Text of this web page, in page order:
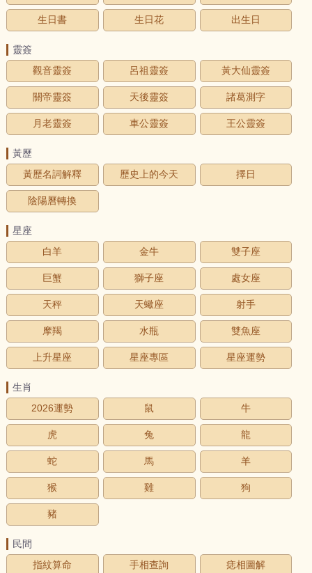
生日書 生日花 出生日
靈簽
觀音靈簽
呂祖靈簽 黃大仙靈簽
關帝靈簽 天後靈簽 諸葛測字
月老靈簽 車公靈簽 王公靈簽
黃歷
黃歷名詞解釋
歷史上的今天 擇日
陰陽曆轉換
星座
白羊
金牛 雙子座
巨蟹 獅子座 處女座
天秤 天蠍座 射手
摩羯 水瓶 雙魚座
上升星座 星座專區 星座運勢
生肖
2026運勢
鼠 牛
虎 兔 龍
蛇 馬 羊
猴 雞 狗
豬
民間
指紋算命
手相查詢 痣相圖解